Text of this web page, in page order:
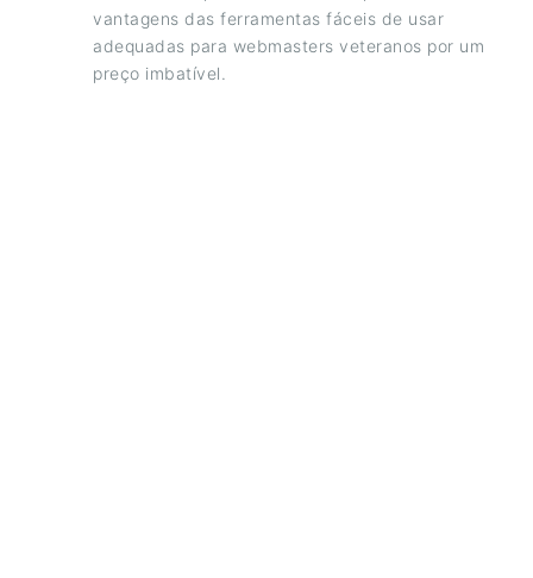
vantagens das ferramentas fáceis de usar
adequadas para webmasters veteranos por um
preço imbatível.